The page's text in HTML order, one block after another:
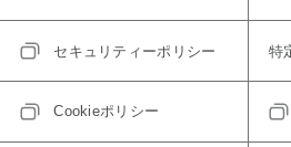
セキュリティーポリシー 特
Cookieポリシー